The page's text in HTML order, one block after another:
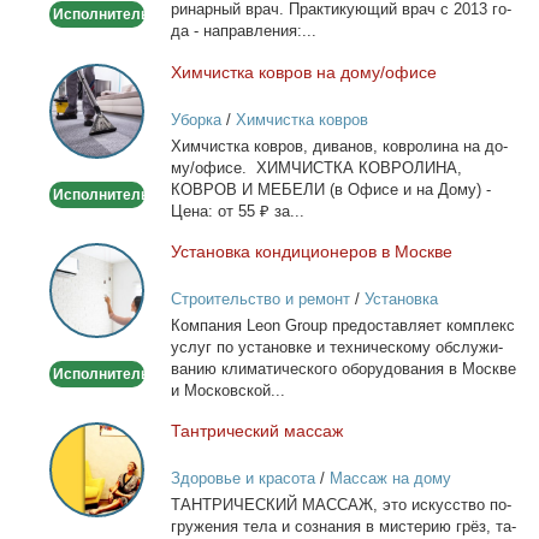
дом
Исполнитель
ри­нар­ный врач. Прак­ти­ку­ю­щий врач с 2013 го­
да - на­прав­ле­ния:...
Химчистка
ковров
на
дому/
Исполнитель
Хим­чист­ка ков­ров на до­му/офи­се
Уборка/ Химчистка ковров
Хим­чист­ка ков­ров, ди­ва­нов, ков­ро­ли­на на до­
му/офи­се. ХИМЧИСТКА КОВРОЛИНА,
КОВРОВ И МЕБЕЛИ (в Офи­се и на До­му) -
Це­на: от 55 ₽ за...
Установка
кондиционеров
в
Москве
Исполнитель
Уста­нов­ка кон­ди­ци­о­не­ров в Москве
Строительство и ремонт/ Установка
кондиционеров
Ком­па­ния Leon Group предо­став­ля­ет ком­плекс
услуг по уста­нов­ке и тех­ни­че­ско­му об­слу­жи­
ва­нию кли­ма­ти­че­ско­го обо­ру­до­ва­ния в Москве
и Мос­ков­ской...
Тантрический
массаж
Тан­три­че­ский мас­саж
Здоровье и красота/ Массаж на дому
ТАНТРИЧЕСКИЙ МАССАЖ, это ис­кус­ство по­
гру­же­ния те­ла и со­зна­ния в ми­сте­рию грёз, та­